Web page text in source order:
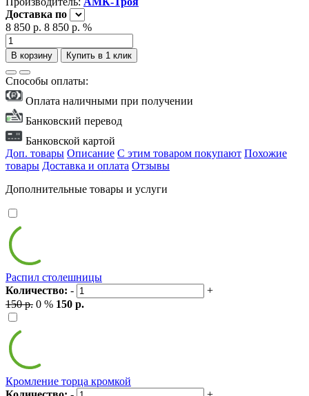
Доставка по
8 850 р. 8 850 р. %
В корзину Купить в 1 клик
Способы оплаты:
Оплата наличными при получении
Банковский перевод
Банковской картой
Доп. товары Описание С этим товаром покупают Похожие
товары Доставка и оплата Отзывы
Дополнительные товары и услуги
Распил столешницы
Количество: -
+
150 р. 0 % 150 р.
Кромление торца кромкой